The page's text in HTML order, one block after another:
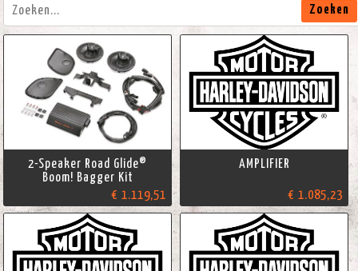
Zoeken
2-Speaker Road Glide®
Boom! Bagger Kit
€ 1.119,51
AMPLIFIER
€ 1.085,23